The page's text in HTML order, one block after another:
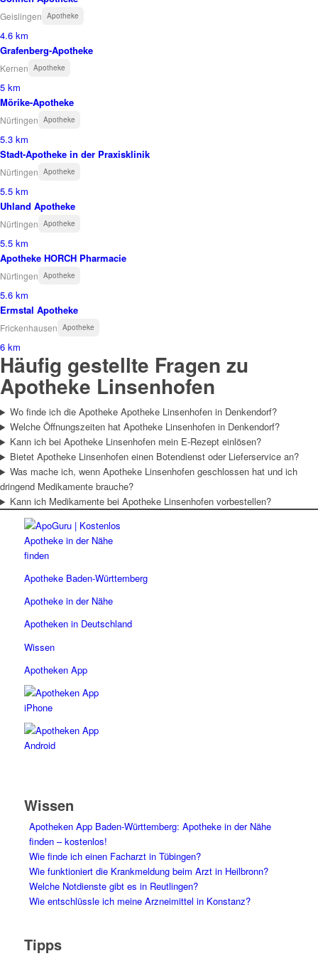
Geislingen Apotheke
4.6 km
Grafenberg-Apotheke
Kernen Apotheke
5 km
Mörike-Apotheke
Nürtingen Apotheke
5.3 km
Stadt-Apotheke in der Praxisklinik
Nürtingen Apotheke
5.5 km
Uhland Apotheke
Nürtingen Apotheke
5.5 km
Apotheke HORCH Pharmacie
Nürtingen Apotheke
5.6 km
Ermstal Apotheke
Frickenhausen Apotheke
6 km
Häufig gestellte Fragen zu
Apotheke Linsenhofen
Wo finde ich die Apotheke Apotheke Linsenhofen in Denkendorf?
Welche Öffnungszeiten hat Apotheke Linsenhofen in Denkendorf?
Kann ich bei Apotheke Linsenhofen mein E-Rezept einlösen?
Bietet Apotheke Linsenhofen einen Botendienst oder Lieferservice an?
Was mache ich, wenn Apotheke Linsenhofen geschlossen hat und ich
dringend Medikamente brauche?
Kann ich Medikamente bei Apotheke Linsenhofen vorbestellen?
Apotheke Baden-Württemberg
Apotheke in der Nähe
Apotheken in Deutschland
Wissen
Apotheken App
Wissen
Apotheken App Baden-Württemberg: Apotheke in der Nähe
finden – kostenlos!
Wie finde ich einen Facharzt in Tübingen?
Wie funktioniert die Krankmeldung beim Arzt in Heilbronn?
Welche Notdienste gibt es in Reutlingen?
Wie entschlüssle ich meine Arzneimittel in Konstanz?
Tipps